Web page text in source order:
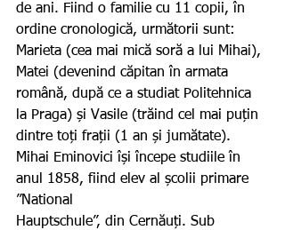
de ani. Fiind o familie cu 11 copii, în
ordine cronologică, următorii sunt:
Marieta (cea mai mică soră a lui Mihai),
Matei (devenind căpitan în armata
română, după ce a studiat Politehnica
la Praga) și Vasile (trăind cel mai puțin
dintre toți frații (1 an și jumătate).
Mihai Eminovici își începe studiile în
anul 1858, fiind elev al școlii primare
”National
Hauptschule”, din Cernăuți. Sub